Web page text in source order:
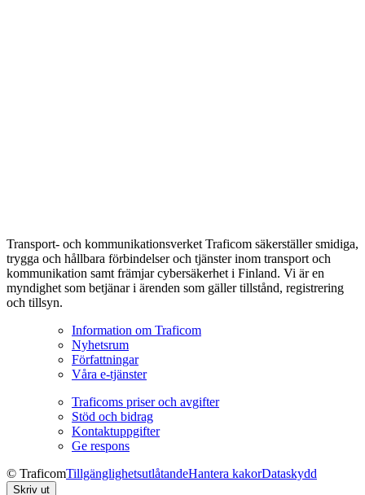
Transport- och kommunikationsverket Traficom säkerställer smidiga,
trygga och hållbara förbindelser och tjänster inom transport och
kommunikation samt främjar cybersäkerhet i Finland. Vi är en
myndighet som betjänar i ärenden som gäller tillstånd, registrering
och tillsyn.
Information om Traficom
Nyhetsrum
Författningar
Våra e-tjänster
Traficoms priser och avgifter
Stöd och bidrag
Kontaktuppgifter
Ge respons
© TraficomTillgänglighetsutlåtandeHantera kakorDataskydd
Skriv ut